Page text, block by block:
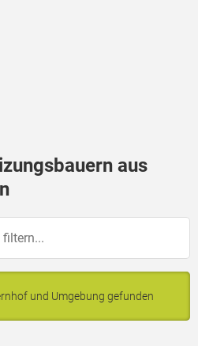
aus
und Umgebung gefunden